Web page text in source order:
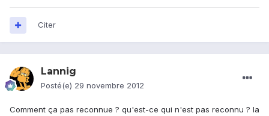
Citer
Lannig
Posté(e) 29 novembre 2012
Comment ça pas reconnue ? qu'est-ce qui n'est pas reconnu ? la